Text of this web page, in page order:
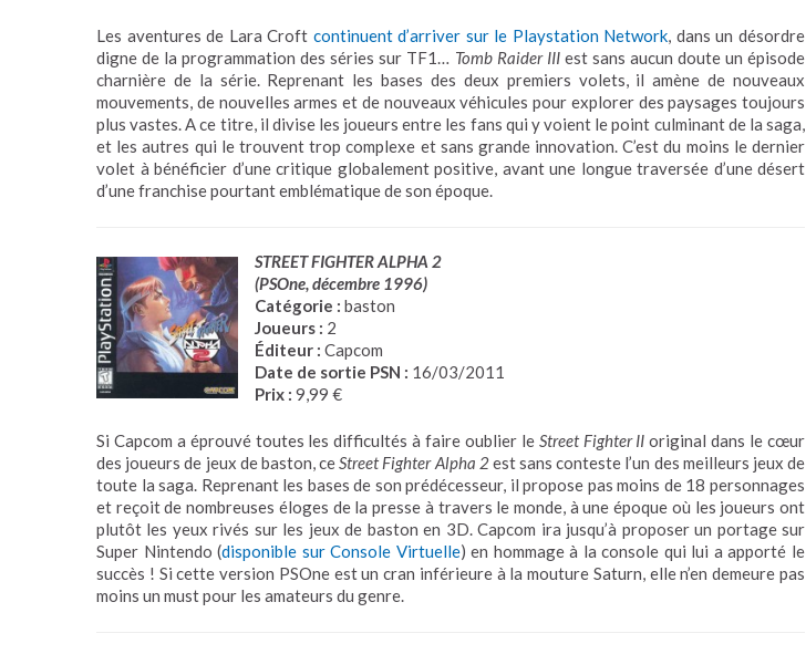
Les aventures de Lara Croft continuent d’arriver sur le Playstation Network, dans un désordre
digne de la programmation des séries sur TF1… Tomb Raider IIIest sans aucun doute un épisode
charnière de la série. Reprenant les bases des deux premiers volets, il amène de nouveaux
mouvements, de nouvelles armes et de nouveaux véhicules pour explorer des paysages toujours
plus vastes. A ce titre, il divise les joueurs entre les fans qui y voient le point culminant de la saga,
et les autres qui le trouvent trop complexe et sans grande innovation. C’est du moins le dernier
volet à bénéficier d’une critique globalement positive, avant une longue traversée d’une désert
d’une franchise pourtant emblématique de son époque.
STREET FIGHTER ALPHA 2
(PSOne, décembre 1996)
Catégorie : baston
Joueurs : 2
Éditeur : Capcom
Date de sortie PSN : 16/03/2011
Prix : 9,99 €
Si Capcom a éprouvé toutes les difficultés à faire oublier le Street Fighter II original dans le cœur
des joueurs de jeux de baston, ceStreet Fighter Alpha 2est sans conteste l’un des meilleurs jeux de
toute la saga. Reprenant les bases de son prédécesseur, il propose pas moins de 18 personnages
et reçoit de nombreuses éloges de la presse à travers le monde, à une époque où les joueurs ont
plutôt les yeux rivés sur les jeux de baston en 3D. Capcom ira jusqu’à proposer un portage sur
Super Nintendo (disponible sur Console Virtuelle) en hommage à la console qui lui a apporté le
succès ! Si cette version PSOne est un cran inférieure à la mouture Saturn, elle n’en demeure pas
moins un must pour les amateurs du genre.